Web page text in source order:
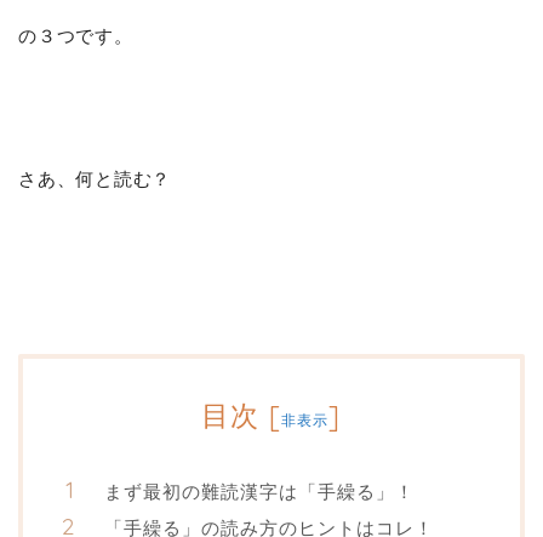
の３つです。
さあ、何と読む？
目次 [非表示]
まず最初の難読漢字は「手繰る」！
「手繰る」の読み方のヒントはコレ！